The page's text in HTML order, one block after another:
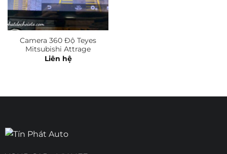
Camera 360 Độ Teyes
Mitsubishi Attrage
Liên hệ